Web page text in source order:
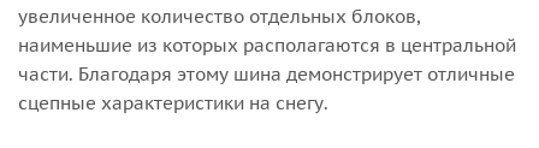
увеличенное количество отдельных блоков,
наименьшие из которых располагаются в центральной
части. Благодаря этому шина демонстрирует отличные
сцепные характеристики на снегу.